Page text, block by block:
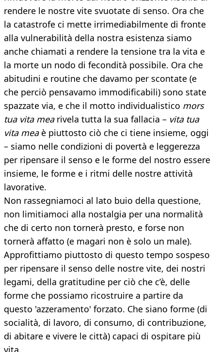
rendere le nostre vite svuotate di senso. Ora che
la catastrofe ci mette irrimediabilmente di fronte
alla vulnerabilità della nostra esistenza siamo
anche chiamati a rendere la tensione tra la vita e
la morte un nodo di fecondità possibile. Ora che
abitudini e routine che davamo per scontate (e
che perciò pensavamo immodificabili) sono state
spazzate via, e che il motto individualistico mors
tua vita mearivela tutta la sua fallacia – vita tua
vita meaè piuttosto ciò che ci tiene insieme, oggi
– siamo nelle condizioni di povertà e leggerezza
per ripensare il senso e le forme del nostro essere
insieme, le forme e i ritmi delle nostre attività
lavorative.
Non rassegniamoci al lato buio della questione,
non limitiamoci alla nostalgia per una normalità
che di certo non tornerà presto, e forse non
tornerà affatto (e magari non è solo un male).
Approfittiamo piuttosto di questo tempo sospeso
per ripensare il senso delle nostre vite, dei nostri
legami, della gratitudine per ciò che c’è, delle
forme che possiamo ricostruire a partire da
questo 'azzeramento' forzato. Che siano forme (di
socialità, di lavoro, di consumo, di contribuzione,
di abitare e vivere le città) capaci di ospitare più
vita.